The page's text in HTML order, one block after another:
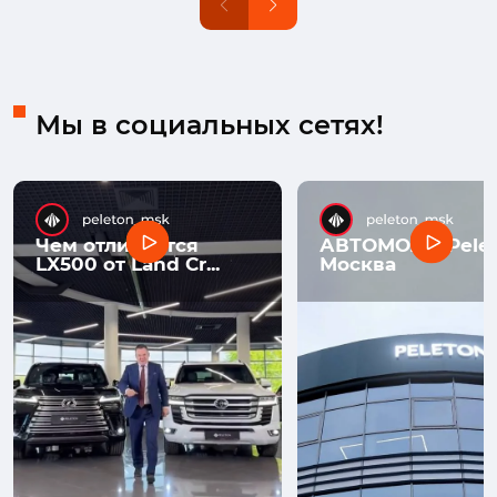
Мы в социальных сетях!
Чем отличается
LX500 от Land Cr...
АВТОМОЛЛ
Москва